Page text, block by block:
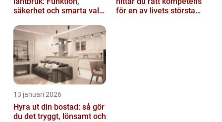
säkerhet och smarta val
för en av livets största
13 januari 2026
Hyra ut din bostad: så gör
du det tryggt, lönsamt och